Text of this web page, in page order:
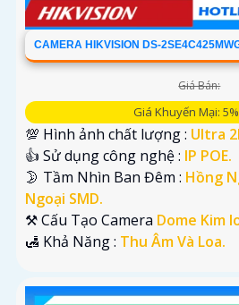
CAMERA HIKVISION DS-
Giá Bán:
Giá Khuyến Mại:
💯 Hình ảnh chất lượng : Ultra
👍 Sử dụng công nghệ : IP POE.
🌛 Tầm Nhìn Ban Đêm : Hồng
Ngoại SMD.
⚒ Cấu Tạo Camera Dome Kim
️🛃 Khả Năng : Thu Âm Và Loa.